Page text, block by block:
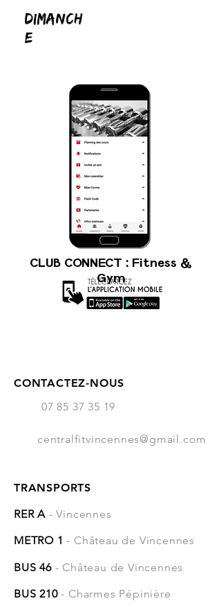
DIMANCH
E
CLUB CONNECT : Fitness &
Gym
CONTACTEZ-NOUS
07 85 37 35 19
centralfitvincennes@gmail.com
TRANSPORTS
RER A - Vincennes
METRO 1 - Château de Vincennes
BUS 46- Château de Vincennes
BUS 210- Charmes Pépinière